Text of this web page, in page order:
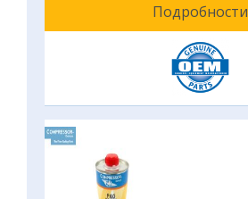
Подробности